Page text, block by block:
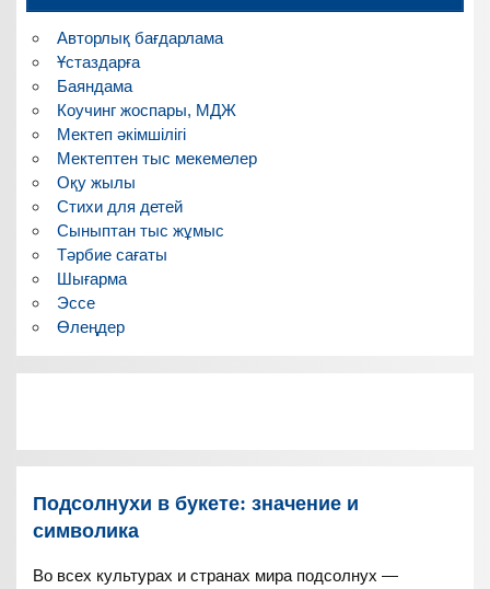
Авторлық бағдарлама
Ұстаздарға
Баяндама
Коучинг жоспары, МДЖ
Мектеп әкімшілігі
Мектептен тыс мекемелер
Оқу жылы
Стихи для детей
Сыныптан тыс жұмыс
Тәрбие сағаты
Шығарма
Эссе
Өлеңдер
Подсолнухи в букете: значение и
символика
Во всех культурах и странах мира подсолнух —